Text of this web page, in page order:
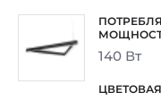
140 Вт